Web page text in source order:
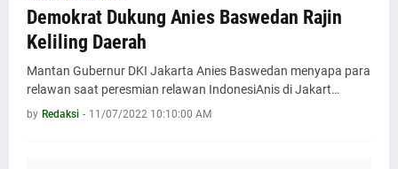
Demokrat Dukung Anies Baswedan Rajin
Keliling Daerah
Mantan Gubernur DKI Jakarta Anies Baswedan menyapa para
relawan saat peresmian relawan IndonesiAnis di Jakart…
by Redaksi - 11/07/2022 10:10:00 AM